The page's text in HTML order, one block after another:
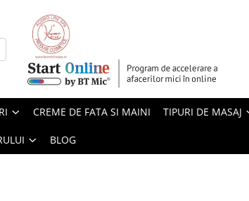
CREME DE FATA SI MAINI TIPURI DE MASAJ
BLOG